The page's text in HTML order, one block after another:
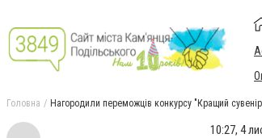
Головна Нагородили переможців конкурсу "Кращий
10:27, 4